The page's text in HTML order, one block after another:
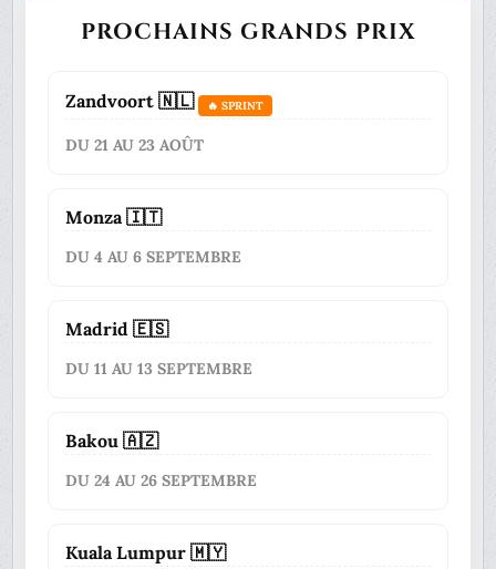
PROCHAINS GRANDS PRIX
Zandvoort 🇳🇱 🔥 SPRINT
DU 21 AU 23 AOÛT
Monza 🇮🇹
DU 4 AU 6 SEPTEMBRE
Madrid 🇪🇸
DU 11 AU 13 SEPTEMBRE
Bakou 🇦🇿
DU 24 AU 26 SEPTEMBRE
Kuala Lumpur 🇲🇾